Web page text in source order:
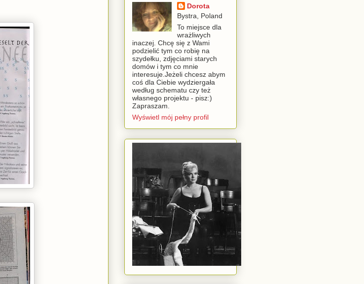
Dorota
Bystra, Poland
To miejsce dla
wrażliwych
inaczej. Chcę się z Wami
podzielić tym co robię na
szydełku, zdjęciami starych
domów i tym co mnie
interesuje.Jeżeli chcesz abym
coś dla Ciebie wydziergała
według schematu czy też
własnego projektu - pisz:)
Zapraszam.
Wyświetl mój pełny profil